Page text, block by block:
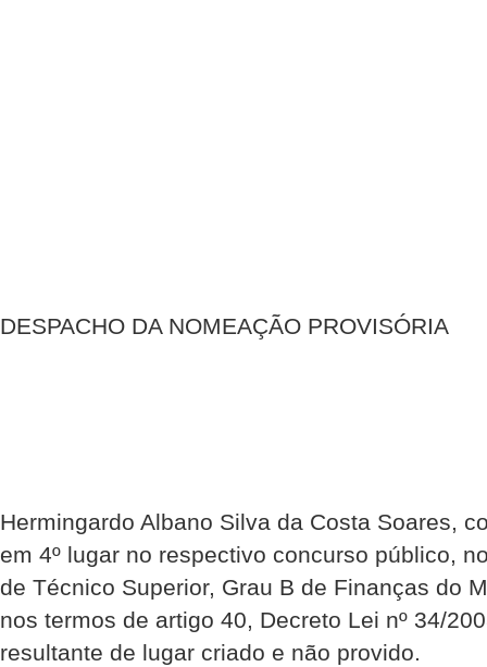
DESPACHO DA NOMEAÇÃO PROVISÓRIA
Hermingardo Albano Silva da Costa Soares,
em 4º lugar no respectivo concurso público,
de Técnico Superior, Grau B de Finanças do
nos termos de artigo 40, Decreto Lei nº 34/
resultante de lugar criado e não provido.